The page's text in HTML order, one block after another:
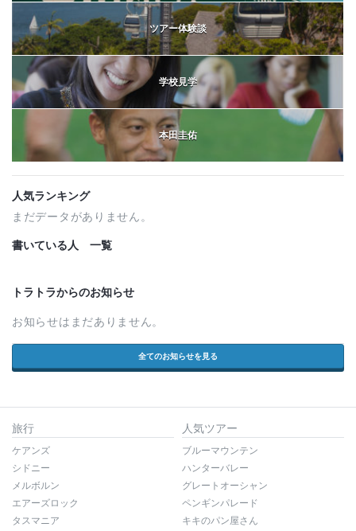
ツアー体験談
学校見学
本田圭佑
人気ランキング
まだデータがありません。
書いている人 一覧
トラトラからのお知らせ
お知らせはまだありません。
全てのお知らせを見る
旅行
ケアンズ
シドニー
メルボルン
エアーズロック
タスマニア
人気ツアー
ブルーマウンテン
ハンターバレー
グレートオーシャン
ペンギンパレード
キキのパン屋さん